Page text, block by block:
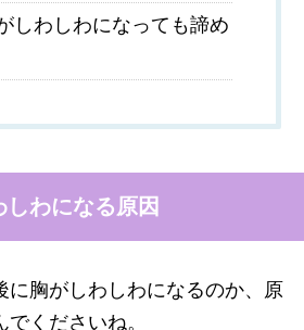
しわしわになっても諦め
わになる原因
に胸がしわしわになるのか、原
くださいね。